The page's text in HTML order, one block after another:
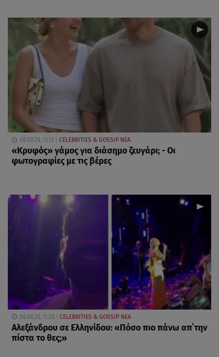
06.08.26, 13:13 CELEBRITIES & GOSSIP ΝΕΑ
«Κρυφός» γάμος για διάσημο ζευγάρι; - Οι
φωτογραφίες με τις βέρες
06.08.26, 11:28 CELEBRITIES & GOSSIP ΝΕΑ
Αλεξάνδρου σε Ελληνίδου: «Πόσο πιο πάνω απ΄την
πίστα το θες;»